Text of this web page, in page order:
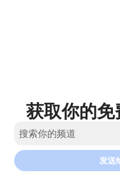
获取你的
发送